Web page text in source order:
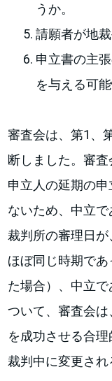
うか。
請願者が地
申立書の主
を与える可
審査会は、第1、
断しました。審
申立人の延期の
ないため、中立で
裁判所の審理日
ほぼ同じ時期で
た場合）、中立
ついて、審査会
を成功させる合
裁判中に変更され